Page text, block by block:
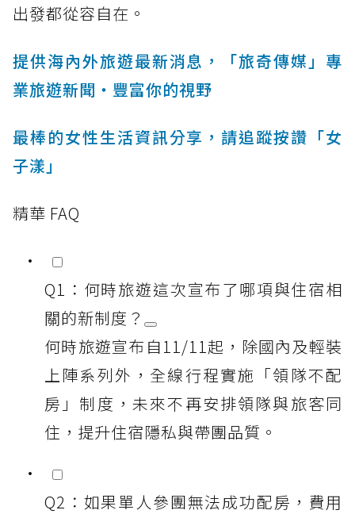
出發都從容自在。
提供海內外旅遊最新消息，「旅奇傳媒」專
業旅遊新聞‧豐富你的視野
最棒的女性生活資訊分享，請追蹤按讚「女
子漾」
精華 FAQ
Q1：何時旅遊這次宣布了哪項與住宿相
關的新制度？
何時旅遊宣布自11/11起，除國內及輕裝
上陣系列外，全線行程實施「領隊不配
房」制度，未來不再安排領隊與旅客同
住，提升住宿隱私與帶團品質。
Q2：如果單人參團無法成功配房，費用